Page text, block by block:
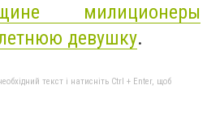
милиционеры
девушку.
текст і натисніть Ctrl + Enter, щоб